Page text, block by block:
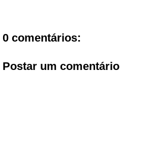
0 comentários:
Postar um comentário